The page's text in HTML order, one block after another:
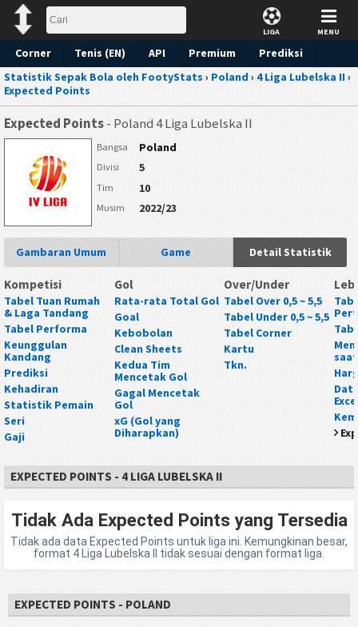
LIGA MENU
Corner Tenis (EN) API Premium
Prediksi
Statistik Sepak Bola oleh FootyStats › Poland › 4 Liga Lubelska II›
Expected Points
Expected Points- Poland 4 Liga Lubelska II
Bangsa Poland
Divisi 5
Tim 10
Musim 2022/23
Gambaran Umum Game Detail Statistik
Kompetisi
Tabel Tuan Rumah
& Laga Tandang
Tabel Performa
Keunggulan
Kandang
Prediksi
Kehadiran
Statistik Pemain
Seri
Gaji
Gol
Rata-rata Total Gol
Goal
Kebobolan
Clean Sheets
Kedua Tim
Mencetak Gol
Gagal Mencetak
Gol
xG (Gol yang
Diharapkan)
Over/Under
Tabel Over 0,5 ~ 5,5
Tabel Under 0,5 ~ 5,5
Tabel Corner
Kartu
Tkn.
EXPECTED POINTS - 4 LIGA LUBELSKA II
Tidak Ada Expected Points yang Tersedia
Tidak ada data Expected Points untuk liga ini. Kemungkinan besar,
format 4 Liga Lubelska II tidak sesuai dengan format liga.
EXPECTED POINTS - POLAND